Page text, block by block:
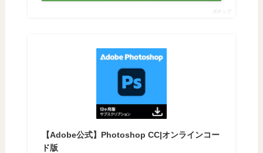
ポチップ
【Adobe公式】Photoshop CC|オンラインコー
ド版